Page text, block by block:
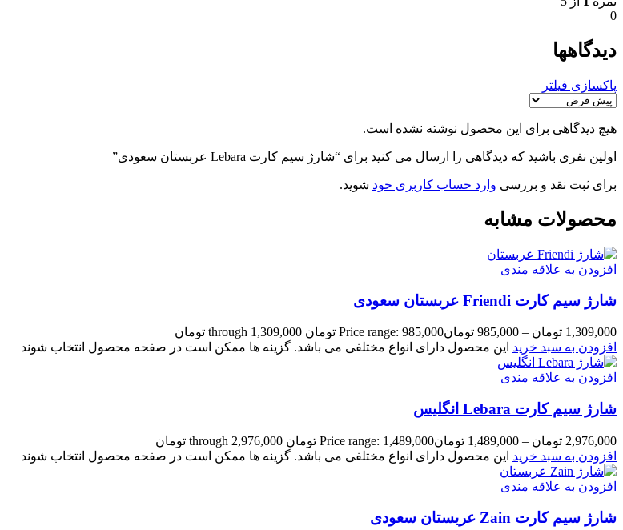
0
دیدگاهها
پاکسازی فیلتر
هیچ دیدگاهی برای این محصول نوشته نشده است.
اولین نفری باشید که دیدگاهی را ارسال می کنید برای “شارژ سیم کارت Lebara عربستان سعودی”
برای ثبت نقد و بررسی وارد حساب کاربری خود شوید.
محصولات مشابه
افزودن به علاقه مندی
شارژ سیم کارت Friendi عربستان سعودی
1,309,000 تومان –
985,000 تومانPrice range: 985,000 تومان through 1,309,000 تومان
افزودن به سبد خرید این محصول دارای انواع مختلفی می باشد. گزینه ها ممکن است در صفحه محصول انتخاب شوند
افزودن به علاقه مندی
شارژ سیم کارت Lebara انگلیس
2,976,000 تومان –
1,489,000 تومانPrice range: 1,489,000 تومان through 2,976,000 تومان
افزودن به سبد خرید این محصول دارای انواع مختلفی می باشد. گزینه ها ممکن است در صفحه محصول انتخاب شوند
افزودن به علاقه مندی
شارژ سیم کارت Zain عربستان سعودی